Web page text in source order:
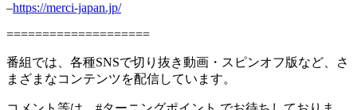
–https://merci-japan.jp/
====================
番組では、各種SNSで切り抜き動画・スピンオフ版など、さ
まざまなコンテンツを配信しています。